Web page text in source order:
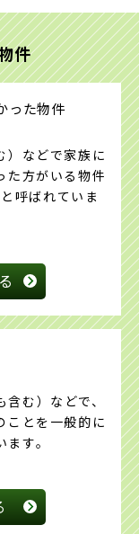
件
った物件
）などで家族に
た方がいる物件
呼ばれていま
む）などで、
ことを一般的に
す。